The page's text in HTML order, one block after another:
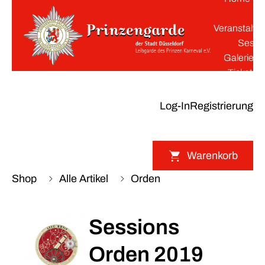
Galerie
Tickets
Log-InRegistrierung
Shop Alle Artikel Orden
Warenkorb
Sessions
Orden 2019